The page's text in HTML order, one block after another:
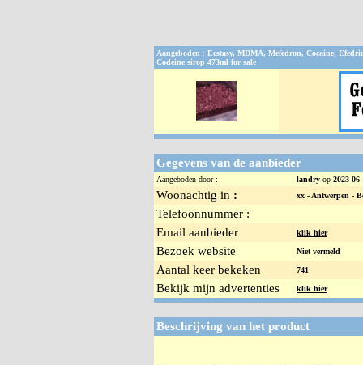
Aangeboden : Ecstasy, MDMA, Mefedron, Cocaine,
Codeine sirop 473ml for sale
Gegevens van de aanbieder
Aangeboden door : landry op 2023-
Woonachtig in : xx - Antwerpen -
Telefoonnummer :
Email aanbieder
klik hier
Bezoek website Niet vermeld
Aantal keer bekeken 741
Bekijk mijn advertenties klik hier
Beschrijving van het product